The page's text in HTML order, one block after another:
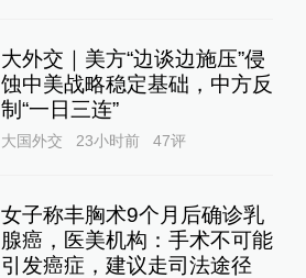
大外交｜美方“边谈边施压”侵
蚀中美战略稳定基础，中方反
制“一日三连”
大国外交 23小时前 47评
女子称丰胸术9个月后确诊乳
腺癌，医美机构：手术不可能
引发癌症，建议走司法途径